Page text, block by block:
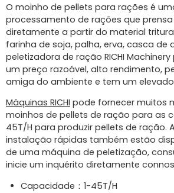
O moinho de pellets para rações é
processamento de rações que
diretamente a partir do material
farinha de soja, palha, erva, casca de
peletizadora de ração RICHI
um preço razoável, alto rendimento,
amiga do ambiente e tem um
Máquinas RICHI pode fornecer muitos
moinhos de pellets de ração para as
45T/H para produzir pellets de ração.
instalação rápidas também estão
de uma máquina de peletização,
inicie um inquérito diretamente
Capacidade：1-45T/H